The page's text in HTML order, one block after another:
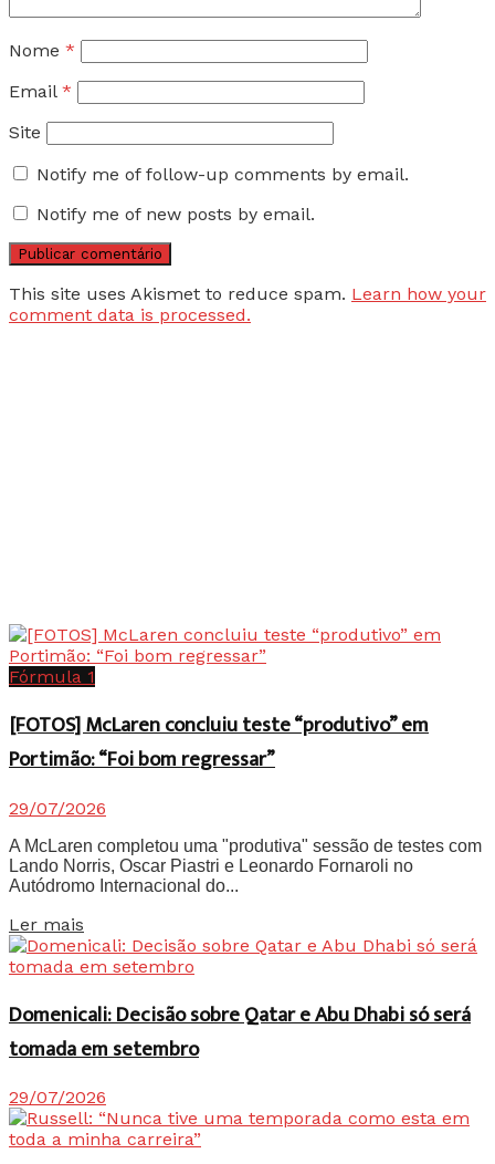
Nome *
Email *
Site
Notify me of follow-up comments by email.
Notify me of new posts by email.
This site uses Akismet to reduce spam. Learn how your
comment data is processed.
Fórmula 1
[FOTOS] McLaren concluiu teste “produtivo” em
Portimão: “Foi bom regressar”
29/07/2026
A McLaren completou uma "produtiva" sessão de testes com
Lando Norris, Oscar Piastri e Leonardo Fornaroli no
Autódromo Internacional do...
Ler mais
Domenicali: Decisão sobre Qatar e Abu Dhabi só será
tomada em setembro
29/07/2026